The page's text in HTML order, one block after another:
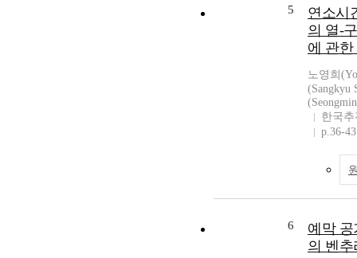
5
연소시
의 열-
에 관한
노영희
(Sangkyu
한국
p.36-43
6
예막
의 벤